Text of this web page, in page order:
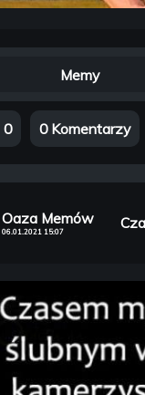
Memy
0 0 Komentarzy
Oaza Memów
06.01.2021 15:07